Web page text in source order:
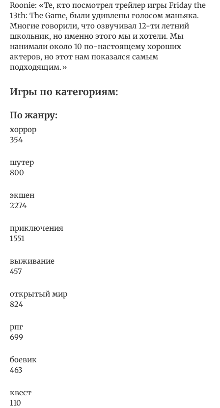
Roonie: «Те, кто посмотрел трейлер игры Friday the
13th: The Game, были удивлены голосом маньяка.
Многие говорили, что озвучивал 12-ти летний
школьник, но именно этого мы и хотели. Мы
нанимали около 10 по-настоящему хороших
актеров, но этот нам показался самым
подходящим.»
Игры по категориям:
По жанру:
хоррор
354
шутер
800
экшен
2274
приключения
1551
выживание
457
открытый мир
824
рпг
699
боевик
463
квест
110